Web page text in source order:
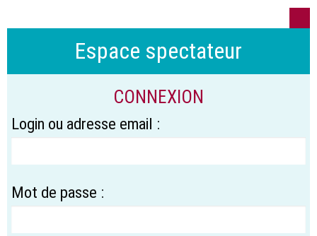
Espace spectateur
CONNEXION
Login ou adresse email :
Mot de passe :